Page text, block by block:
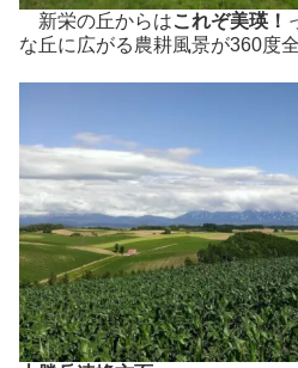
新栄の丘からはこれぞ美瑛！
な丘に広がる農耕風景が360度